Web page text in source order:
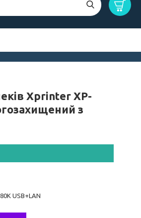
Xprinter XP-
з
USB+LAN